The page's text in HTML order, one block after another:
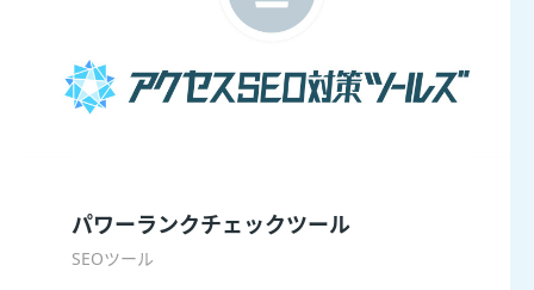
パワーランクチェックツール
SEOツール